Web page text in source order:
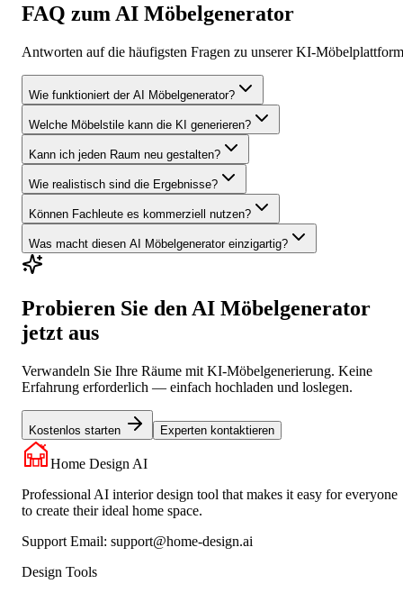
FAQ zum AI Möbelgenerator
Antworten auf die häufigsten Fragen zu unserer KI-
Wie funktioniert der AI Möbelgenerator?
Welche Möbelstile kann die KI generieren?
Kann ich jeden Raum neu gestalten?
Wie realistisch sind die Ergebnisse?
Können Fachleute es kommerziell nutzen?
Was macht diesen AI Möbelgenerator einzigartig?
Probieren Sie den AI Möbelgenerator
jetzt aus
Verwandeln Sie Ihre Räume mit KI-Möbelgenerierung. Keine
Erfahrung erforderlich — einfach hochladen und loslegen.
Kostenlos starten Experten kontaktieren
Home Design AI
Professional AI interior design tool that makes it easy for everyone
to create their ideal home space.
Support Email: support@home-design.ai
Design Tools